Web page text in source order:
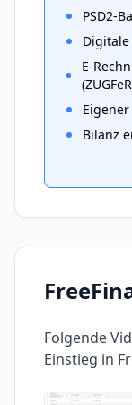
PSD2-
E-
Bilanz
Folgende
Einstieg in